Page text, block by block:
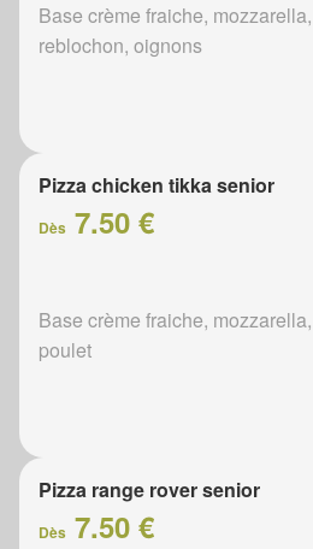
Base crème fraiche,
reblochon, oignons
Pizza chicken tikka senior
Dès 7.50 €
Base crème fraiche,
poulet
Pizza range rover senior
Dès 7.50 €